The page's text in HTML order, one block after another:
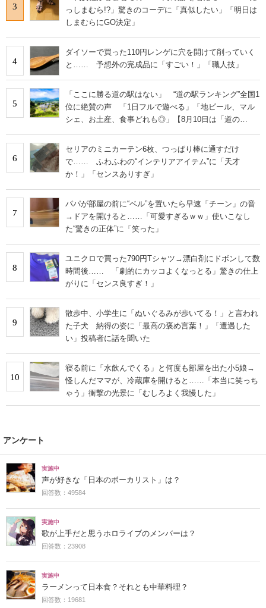
3
っしまむら!?」驚きのコーデに「真似したい」「明日は
しまむらにGO決定」
4
ダイソーで買った110円レンゲに穴を開けて削っていく
と…… 予想外の完成品に「すごい！」「職人技」
5
「ここに勝る道の駅はない」 “道の駅ランキング”全国1
位に絶賛の声 「1日フルで遊べる」「地ビール、マル
シェ、お土産、食事どれも◎」【8月10日は「道の
6
セリアのミニカーテン6枚、つっぱり棒に通すだけ
で…… ふわふわの“インテリアアイテム”に「天才
か！」「センスありすぎ」
7
パパが部屋の前に“ベル”を置いたら早速「チーン」の音
→ドアを開けると……「可愛すぎるｗｗ」使いこなし
た“驚きの正体”に「笑った」
8
ユニクロで買った790円Tシャツ→漂白剤にドボンして数
時間後…… 「劇的にカッコよくなっとる」驚きの仕上
がりに「センス良すぎ！」
9
散歩中、小学生に「ぬいぐるみが歩いてる！」と言われ
た子犬 納得の姿に「最高の褒め言葉！」「遭遇した
い」投稿者に話を聞いた
10
寝る前に「水飲んでくる」と何度も部屋を出た小5娘→
怪しんだママが、冷蔵庫を開けると……「本当に笑っち
ゃう」衝撃の光景に「むしろよく我慢した」
アンケート
実施中
声が好きな「日本のボーカリスト」は？
回答数：49584
実施中
歌が上手だと思うホロライブのメンバーは？
回答数：23908
実施中
ラーメンって日本食？それとも中華料理？
回答数：19681